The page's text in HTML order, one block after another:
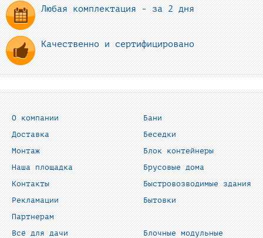
Любая комплектация - за 2 дня
Качественно и сертифицировано
О компании
Доставка
Монтаж
Наша площадка
Контакты
Рекламации
Партнерам
Бани
Беседки
Блок контейнеры
Брусовые дома
Быстровозводимые здания
Бытовки
Всё для дачи
Блочные модульные